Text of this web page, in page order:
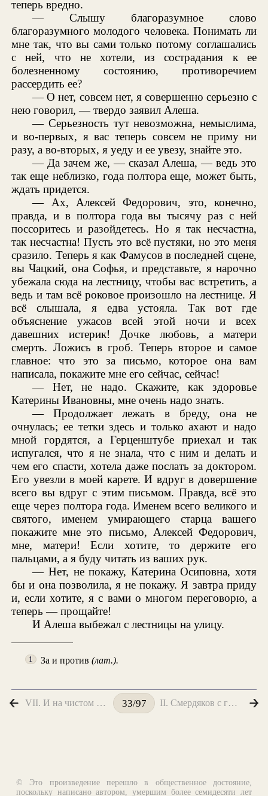
теперь вредно.
— Слышу благоразумное слово
благоразумного молодого человека. Понимать ли
мне так, что вы сами только потому соглашались
с ней, что не хотели, из сострадания к ее
болезненному состоянию, противоречием
рассердить ее?
— О нет, совсем нет, я совершенно серьезно с
нею говорил, — твердо заявил Алеша.
— Серьезность тут невозможна, немыслима,
и во-первых, я вас теперь совсем не приму ни
разу, а во-вторых, я уеду и ее увезу, знайте это.
— Да зачем же, — сказал Алеша, — ведь это
так еще неблизко, года полтора еще, может быть,
ждать придется.
— Ах, Алексей Федорович, это, конечно,
правда, и в полтора года вы тысячу раз с ней
поссоритесь и разойдетесь. Но я так несчастна,
так несчастна! Пусть это всё пустяки, но это меня
сразило. Теперь я как Фамусов в последней сцене,
вы Чацкий, она Софья, и представьте, я нарочно
убежала сюда на лестницу, чтобы вас встретить, а
ведь и там всё роковое произошло на лестнице. Я
всё слышала, я едва устояла. Так вот где
объяснение ужасов всей этой ночи и всех
давешних истерик! Дочке любовь, а матери
смерть. Ложись в гроб. Теперь второе и самое
главное: что это за письмо, которое она вам
написала, покажите мне его сейчас, сейчас!
— Нет, не надо. Скажите, как здоровье
Катерины Ивановны, мне очень надо знать.
— Продолжает лежать в бреду, она не
очнулась; ее тетки здесь и только ахают и надо
мной гордятся, а Герценштубе приехал и так
испугался, что я не знала, что с ним и делать и
чем его спасти, хотела даже послать за доктором.
Его увезли в моей карете. И вдруг в довершение
всего вы вдруг с этим письмом. Правда, всё это
еще через полтора года. Именем всего великого и
святого, именем умирающего старца вашего
покажите мне это письмо, Алексей Федорович,
мне, матери! Если хотите, то держите его
пальцами, а я буду читать из ваших рук.
— Нет, не покажу, Катерина Осиповна, хотя
бы и она позволила, я не покажу. Я завтра приду
и, если хотите, я с вами о многом переговорю, а
теперь — прощайте!
И Алеша выбежал с лестницы на улицу.
1 За и против(лат.).
VII. И на чистом воздухе 33/97 II. Смердяков с гитарой
© Это произведение перешло в общественное достояние,
поскольку написано автором, умершим более семидесяти лет